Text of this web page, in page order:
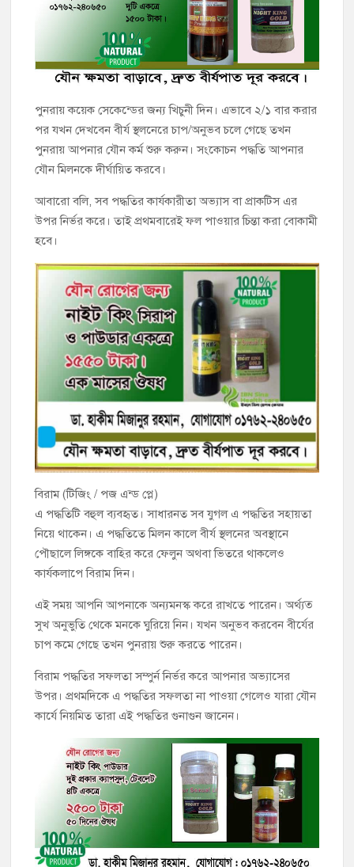
পুনরায় কয়েক সেকেন্ডের জন্য খিচুনী দিন। এভাবে ২/১ বার করার
পর যখন দেখবেন বীর্য স্থলনেরে চাপ/অনুভব চলে গেছে তখন
পুনরায় আপনার যৌন কর্ম শুরু করুন। সংকোচন পদ্ধতি আপনার
যৌন মিলনকে দীর্ঘায়িত করবে।
আবারো বলি, সব পদ্ধতির কার্যকারীতা অভ্যাস বা প্রাকটিস এর
উপর নির্ভর করে। তাই প্রথমবারেই ফল পাওয়ার চিন্তা করা বোকামী
হবে।
বিরাম (টিজিং / পজ এন্ড প্লে)
এ পদ্ধতিটি বহুল ব্যবহৃত। সাধারনত সব যুগল এ পদ্ধতির সহায়তা
নিয়ে থাকেন। এ পদ্ধতিতে মিলন কালে বীর্য স্থলনের অবস্থানে
পৌছালে লিঙ্গকে বাহির করে ফেলুন অথবা ভিতরে থাকলেও
কার্যকলাপে বিরাম দিন।
এই সময় আপনি আপনাকে অন্যমনস্ক করে রাখতে পারেন। অর্থ্যত্‍
সুখ অনুভুতি থেকে মনকে ঘুরিয়ে নিন। যখন অনুভব করবেন বীর্যের
চাপ কমে গেছে তখন পুনরায় শুরু করতে পারেন।
বিরাম পদ্ধতির সফলতা সম্পুর্ন নির্ভর করে আপনার অভ্যাসের
উপর। প্রথমদিকে এ পদ্ধতির সফলতা না পাওয়া গেলেও যারা যৌন
কার্যে নিয়মিত তারা এই পদ্ধতির গুনাগুন জানেন।